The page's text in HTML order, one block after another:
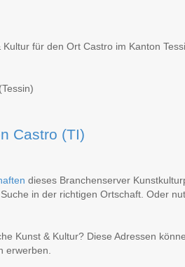
für den Ort Castro im Kanton
Castro (TI)
dieses Branchenserver
in der richtigen Ortschaft. Oder
Kunst & Kultur? Diese Adressen
erwerben.